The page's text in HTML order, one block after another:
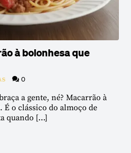
à bolonhesa que
0
a gente, né? Macarrão à
É o clássico do almoço de
quando […]